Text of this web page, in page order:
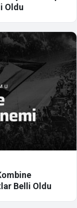
Oldu
Belli Oldu